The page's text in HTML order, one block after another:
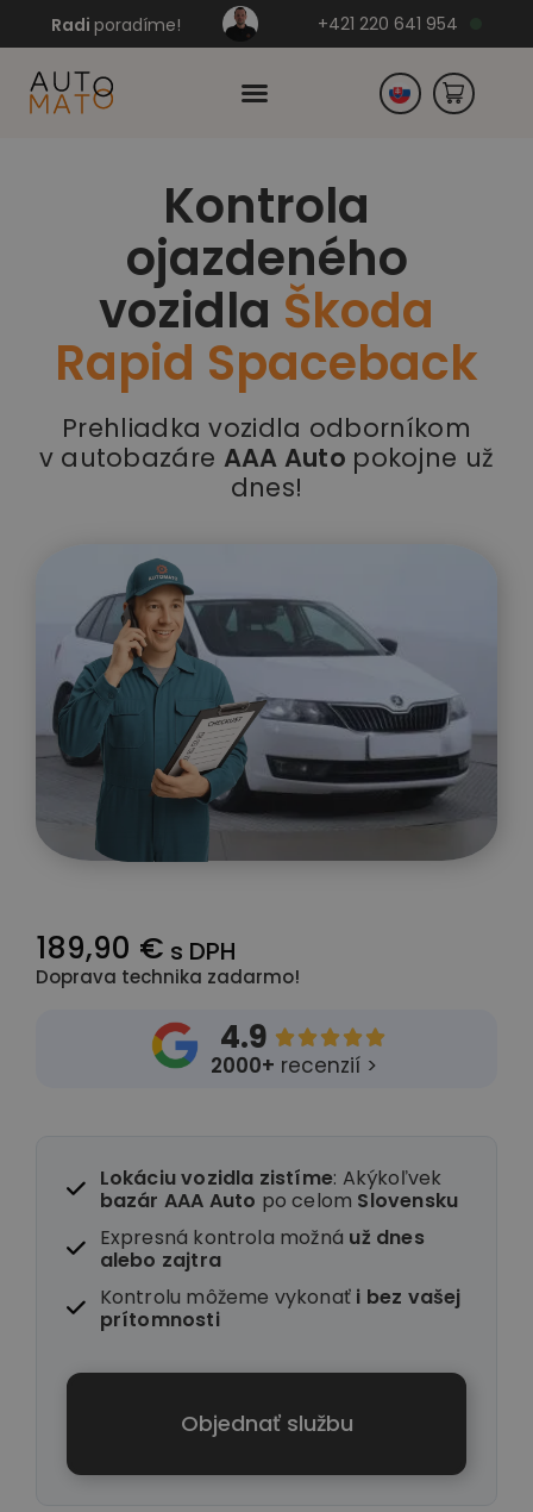
Radi poradíme! +421 220 641 954
Kontrola
ojazdeného
vozidla Škoda
Rapid Spaceback
Prehliadka vozidla odborníkom
v autobazáre AAA Auto pokojne už
dnes!
189,90 € s DPH
Doprava technika zadarmo!
4.9 
2000+ recenzií >
Lokáciu vozidla zistíme: Akýkoľvek
bazár AAA Auto po celom Slovensku
Expresná kontrola možná už dnes
alebo zajtra
Kontrolu môžeme vykonať i bez vašej
prítomnosti
Objednať službu